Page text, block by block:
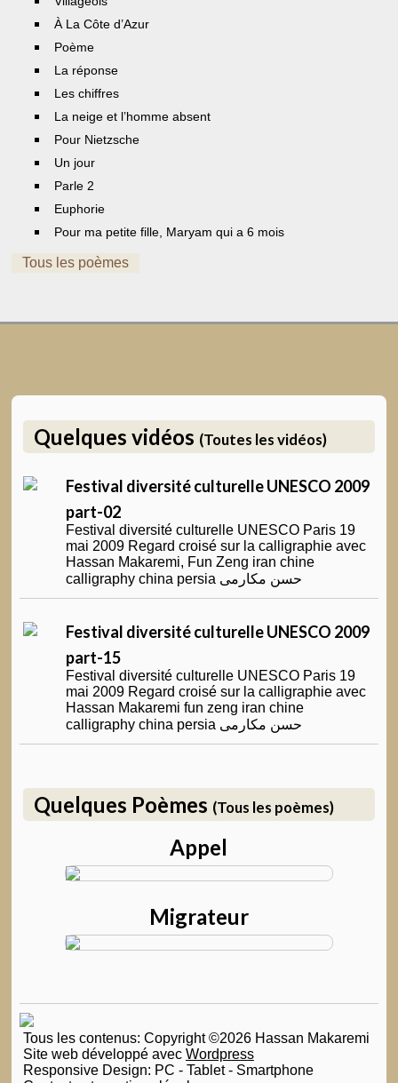
À La Côte d’Azur
Poème
La réponse
Les chiffres
La neige et l’homme absent
Pour Nietzsche
Un jour
Parle 2
Euphorie
Pour ma petite fille, Maryam qui a 6 mois
Tous les poèmes
Quelques vidéos (Toutes les vidéos)
Festival diversité culturelle UNESCO 2009
part-02
Festival diversité culturelle UNESCO Paris 19
mai 2009 Regard croisé sur la calligraphie avec
Hassan Makaremi, Fun Zeng iran chine
calligraphy china persia حسن مکارمی
Festival diversité culturelle UNESCO 2009
part-15
Festival diversité culturelle UNESCO Paris 19
mai 2009 Regard croisé sur la calligraphie avec
Hassan Makaremi fun zeng iran chine
calligraphy china persia حسن مکارمی
Quelques Poèmes (Tous les poèmes)
Appel
Migrateur
Tous les contenus: Copyright ©2026 Hassan Makaremi
Site web développé avec Wordpress
Responsive Design: PC - Tablet - Smartphone